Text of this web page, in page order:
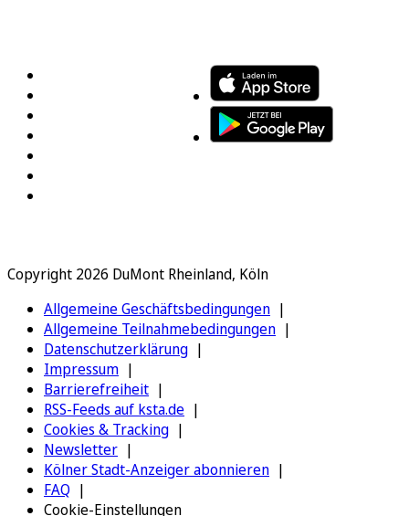
Copyright 2026 DuMont Rheinland, Köln
Allgemeine Geschäftsbedingungen
Allgemeine Teilnahmebedingungen
Datenschutzerklärung
Impressum
Barrierefreiheit
RSS-Feeds auf ksta.de
Cookies & Tracking
Newsletter
Kölner Stadt-Anzeiger abonnieren
FAQ
Cookie-Einstellungen